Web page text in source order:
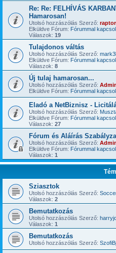
Re: Re: FELHÍVÁS
Hamarosan!
Utolsó hozzászólás Szerző:
Elküldve Fórum: Fórummal
Válaszok: 19
Tulajdonos váltás
Utolsó hozzászólás Szerző:
Elküldve Fórum: Fórummal
Válaszok: 8
Új tulaj hamarosan...
Utolsó hozzászólás Szerző:
Elküldve Fórum: Fórummal
Eladó a NetBiznisz -
Utolsó hozzászólás Szerző:
Elküldve Fórum: Fórummal
Válaszok: 27
Fórum és Aláírás
Utolsó hozzászólás Szerző:
Elküldve Fórum: Fórummal
Válaszok: 1
Sziasztok
Utolsó hozzászólás Szerző:
Válaszok: 2
Bemutatkozás
Utolsó hozzászólás Szerző:
Válaszok: 1
Bemutatkozás
Utolsó hozzászólás Szerző: